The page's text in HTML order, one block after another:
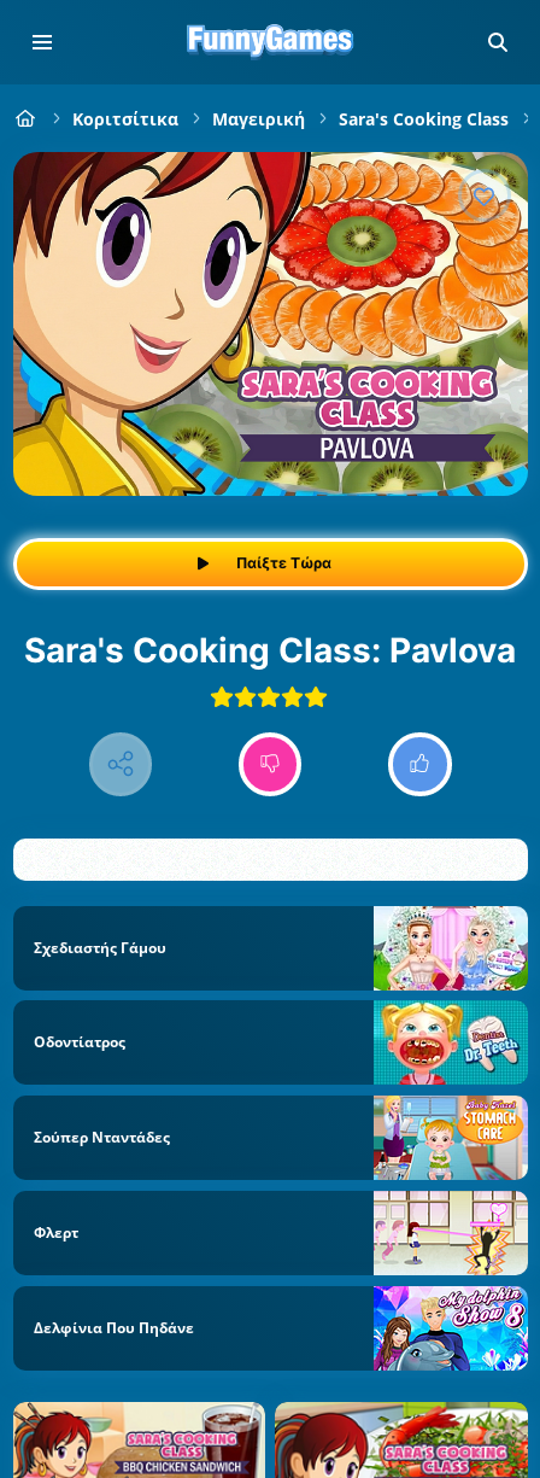
Κοριτσίτικα Μαγειρική Sara's Cooking Class
Παίξτε Τώρα
Sara's Cooking Class: Pavlova
Σχεδιαστής Γάμου
Οδοντίατρος
Σούπερ Νταντάδες
Φλερτ
Δελφίνια Που Πηδάνε